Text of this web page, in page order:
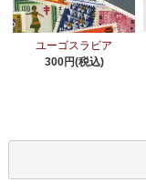
ユーゴスラビア
300円(税込)